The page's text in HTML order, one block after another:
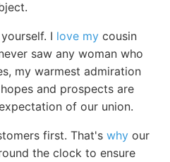
I love my cousin
saw any woman who
my warmest admiration
and prospects are
of our union.
first. That's why our
the clock to ensure